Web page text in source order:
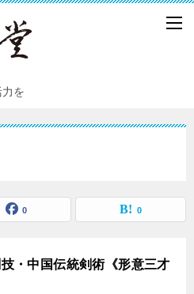
力を
0 0
・中国伝統剣術《形意三才